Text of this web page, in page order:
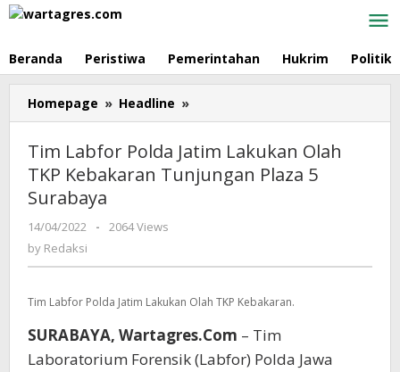
Skip
Beranda Peristiwa Pemerintahan Hukrim Politik
Homepage » Headline »
Labfor
Jatim
Lakukan
Plaza
Surabaya
Tim Labfor Polda Jatim Lakukan Olah
TKP Kebakaran Tunjungan Plaza 5
Surabaya
14/04/2022
by
-
2064 Views
by Redaksi
Tim Labfor Polda Jatim Lakukan Olah TKP Kebakaran.
SURABAYA, Wartagres.Com – Tim
Laboratorium Forensik (Labfor) Polda Jawa